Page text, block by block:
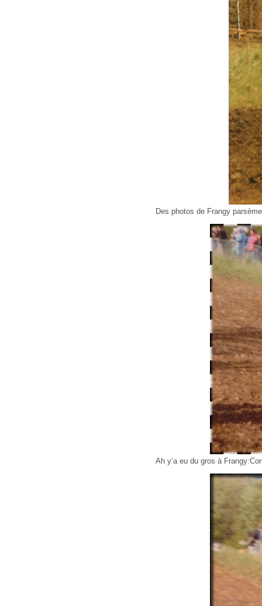
Des photos de Frangy
Ah y’a eu du gros à